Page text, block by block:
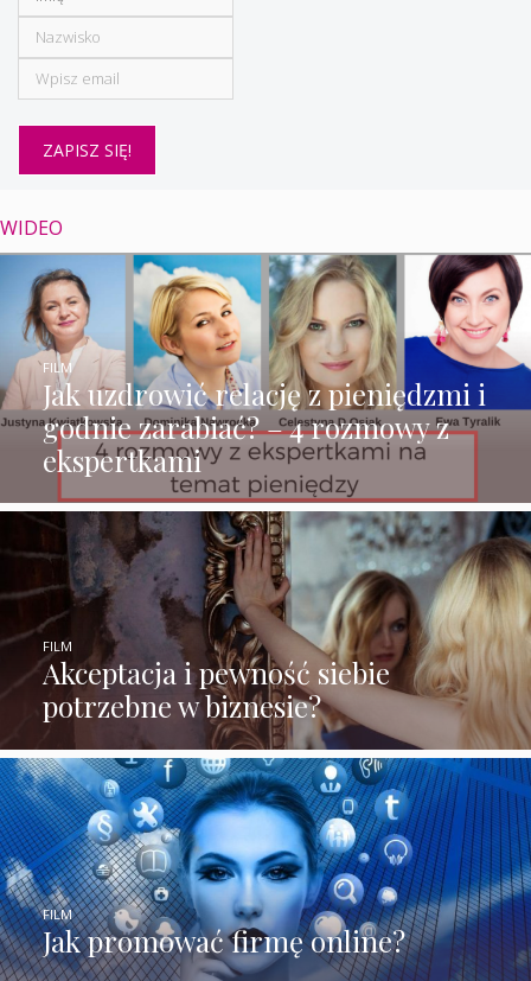
WIDEO
Jak uzdrowić relację z pieniędzmi i
godnie zarabiać? – 4 rozmowy z
ekspertkami
FILM
Akceptacja i pewność siebie
potrzebne w biznesie?
FILM
Jak promować firmę online?
FILM